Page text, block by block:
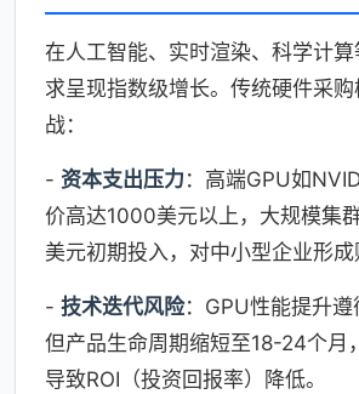
在人工智能、实时渲染、科学计
求呈现指数级增长。传统硬件采
战：
- 资本支出压力 ：高端GPU如
价高达1000美元以上，大规模集
美元初期投入，对中小型企业形成
- 技术迭代风险：GPU性能提升遵
但产品生命周期缩短至18-24个月
导致ROI（投资回报率）降低。